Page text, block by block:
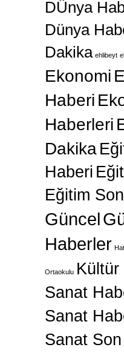
DÜnya
Dünya
Dakika ehlibeyt
Ekonomi
Haberi
Haberleri
Dakika
Haberi
Eğitim
Güncel
Haberler
Ortaokulu
Sanat
Sanat
Sanat